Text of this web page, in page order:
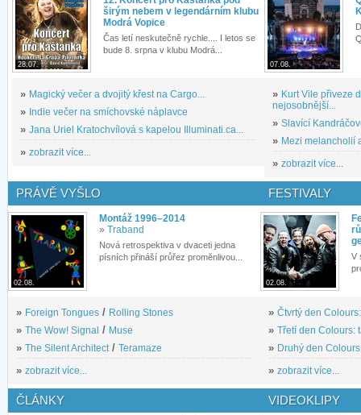
28.07.
širým nebem v legendárním klubu
Modrá Vopice
Čas letí neskutečně rychle.... I letos se
bude 8. srpna v klubu Modrá...
» Magický večer a dvojitý křest na Cargo...
» Indie večer na smíchovské náplavce
» Jana Uriel Kratochvílová s kapelou Illuminati.ca...
» zobrazit více...
07.08.
» Kurt Vile přiveze
nejosobnější...
» Slavící
» Mezi melancholií
» zobrazit více...
PRÁVĚ VYŠLO
02.08.
Montáž 1996–2014
» Traband
Nová retrospektiva v dvaceti jedna
písních přináší průřez proměnlivou...
» Foreign Tongues / Rolling Stones
» The Wow! Signal / Muse
» The Silent Architect/ Teramaze
» zobrazit více...
FESTIVALY
02.08.
V
» Čtvrtý den
» Třetí den Colours:
» Druhý den
» zobrazit více...
ČLÁNKY VIDEOKLIPY